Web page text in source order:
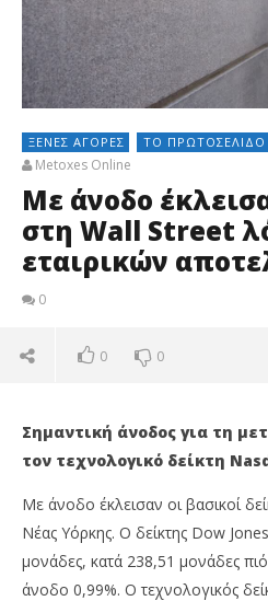
ΞΈΝΕΣ ΑΓΟΡΈΣ ΤΟ ΠΡΩΤΟΣΈΛΙΔΟ
Metoxes Online
Με άνοδο
στη Wall Street
εταιρικών
0
0 0
Σημαντική άνοδος για τη
τον τεχνολογικό δείκτη
Με άνοδο έκλεισαν οι βασικοί
Νέας Υόρκης. Ο δείκτης Dow
μονάδες, κατά 238,51 μονάδες
άνοδο 0,99%. Ο τεχνολογικός